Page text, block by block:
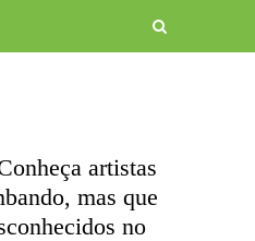
artistas
mas que
no